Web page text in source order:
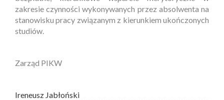
zakresie czynności wykonywanych przez absolwenta na
stanowisku pracy związanym z kierunkiem ukończonych
studiów.
Zarząd PIKW
Ireneusz Jabłoński